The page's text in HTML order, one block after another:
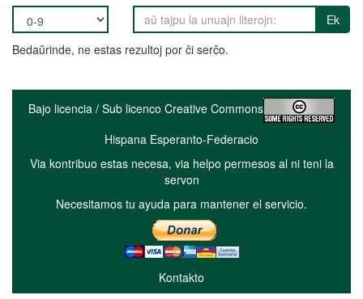
Ek
Bedaŭrinde, ne estas rezultoj por ĉi serĉo.
Bajo licencia / Sub licenco Creative Commons
Hispana Esperanto-Federacio
Via kontribuo estas necesa, via helpo permesos al ni teni la
servon
Necesitamos tu ayuda para mantener el servicio.
Kontakto